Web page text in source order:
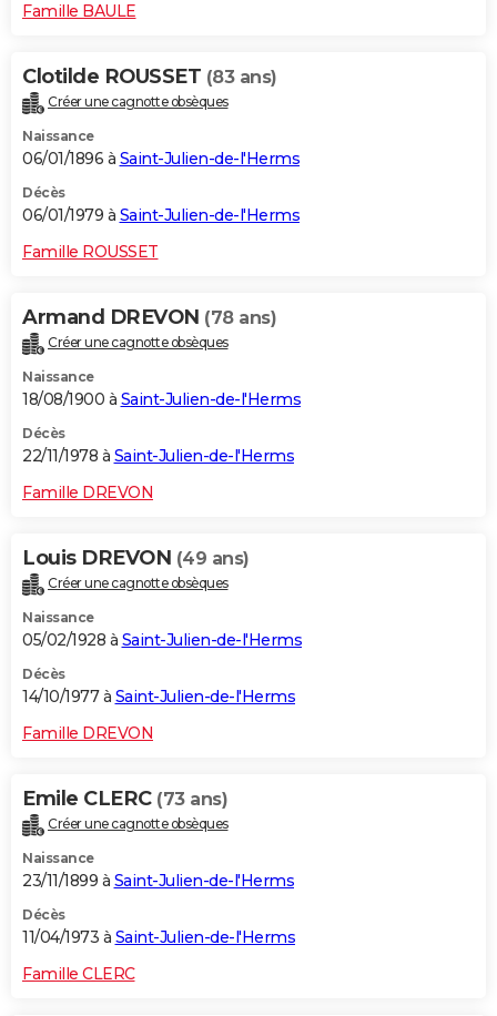
Famille BAULE
Clotilde ROUSSET (83 ans)
Créer une cagnotte obsèques
Naissance
06/01/1896 à Saint-Julien-de-l'Herms
Décès
06/01/1979 à Saint-Julien-de-l'Herms
Famille ROUSSET
Armand DREVON (78 ans)
Créer une cagnotte obsèques
Naissance
18/08/1900 à Saint-Julien-de-l'Herms
Décès
22/11/1978 à Saint-Julien-de-l'Herms
Famille DREVON
Louis DREVON (49 ans)
Créer une cagnotte obsèques
Naissance
05/02/1928 à Saint-Julien-de-l'Herms
Décès
14/10/1977 à Saint-Julien-de-l'Herms
Famille DREVON
Emile CLERC (73 ans)
Créer une cagnotte obsèques
Naissance
23/11/1899 à Saint-Julien-de-l'Herms
Décès
11/04/1973 à Saint-Julien-de-l'Herms
Famille CLERC